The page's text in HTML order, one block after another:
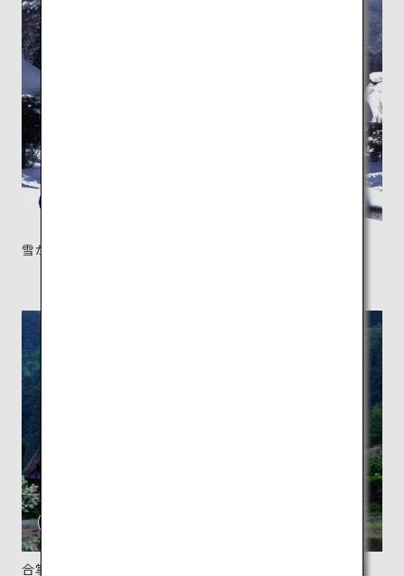
雪が積もる季節には景色が一変する。
合掌造りの「合掌」は手のひらを山の形に合わせた屋根